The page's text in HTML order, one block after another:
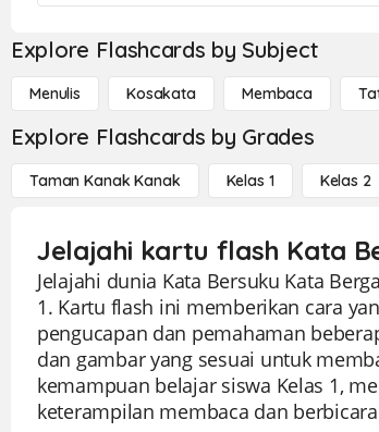
Explore Flashcards by Subject
Menulis Kosakata Membaca
Explore Flashcards by Grades
Taman Kanak Kanak Kelas 1 Kelas 2
Jelajahi kartu flash Kata
Jelajahi dunia Kata Bersuku Kata
1. Kartu flash ini memberikan cara
pengucapan dan pemahaman
dan gambar yang sesuai untuk
kemampuan belajar siswa Kelas 1,
keterampilan membaca dan